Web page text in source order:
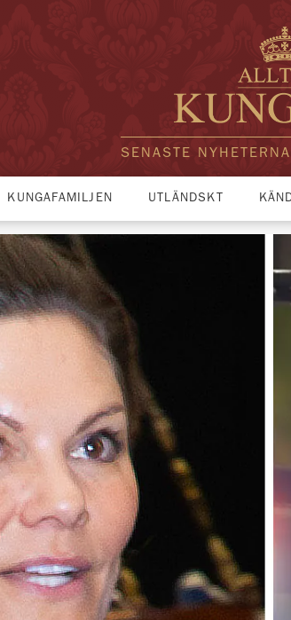
SENASTE
KUNGAFAMILJEN UTLÄNDSKT